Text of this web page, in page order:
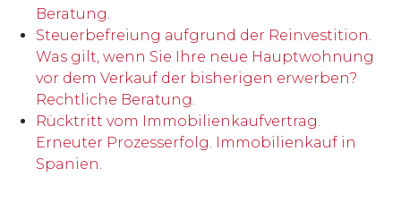
Beratung.
Steuerbefreiung aufgrund der Reinvestition.
Was gilt, wenn Sie Ihre neue Hauptwohnung
vor dem Verkauf der bisherigen erwerben?
Rechtliche Beratung.
Rücktritt vom Immobilienkaufvertrag.
Erneuter Prozesserfolg. Immobilienkauf in
Spanien.